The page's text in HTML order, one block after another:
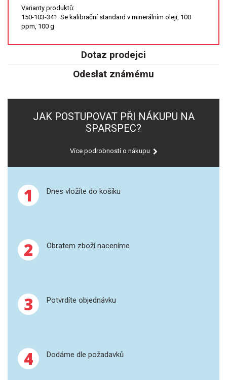
TAVENÍ
LISOVÁNÍ
DETEKTORY HPLC
KYVETY
MIKROVLNNÝ ROZKLAD
REAKČNÍ AUTOKLÁVY
LISOVÁNÍ
Varianty produktů:
150-103-341: Se kalibrační standard v minerálním oleji, 100
ppm, 100 g
Dotaz prodejci
Odeslat známému
JAK POSTUPOVAT PŘI NÁKUPU NA
SPARSPEC?
Více podrobností o nákupu
1 Dnes vložíte do košíku
2 Obratem zboží naceníme
3 Potvrdíte objednávku
4 Dodáme dle požadavků